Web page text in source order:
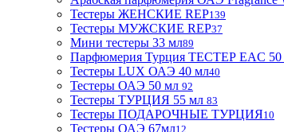
Тестеры ЖЕНСКИЕ REP139
Тестеры МУЖСКИЕ REP37
Мини тестеры 33 мл89
Парфюмерия Турция ТЕСТЕР EAC 50
Тестеры LUX ОАЭ 40 мл40
Тестеры ОАЭ 50 мл 92
Тестеры ТУРЦИЯ 55 мл 83
Тестеры ПОДАРОЧНЫЕ ТУРЦИЯ10
Тестеры ОАЭ 67мл12